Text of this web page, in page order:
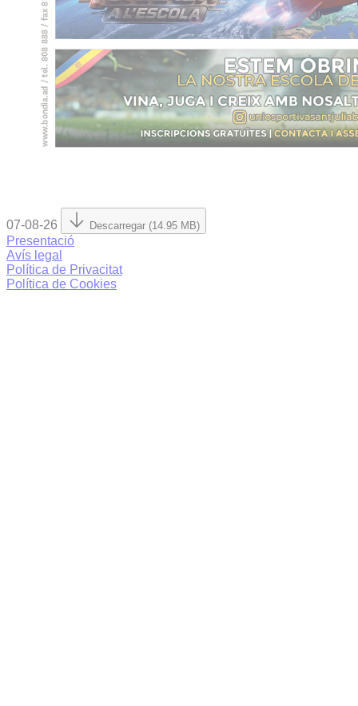
07-08-26 Descarregar (14.95 MB)
Presentació
Avís legal
Política de Privacitat
Política de Cookies